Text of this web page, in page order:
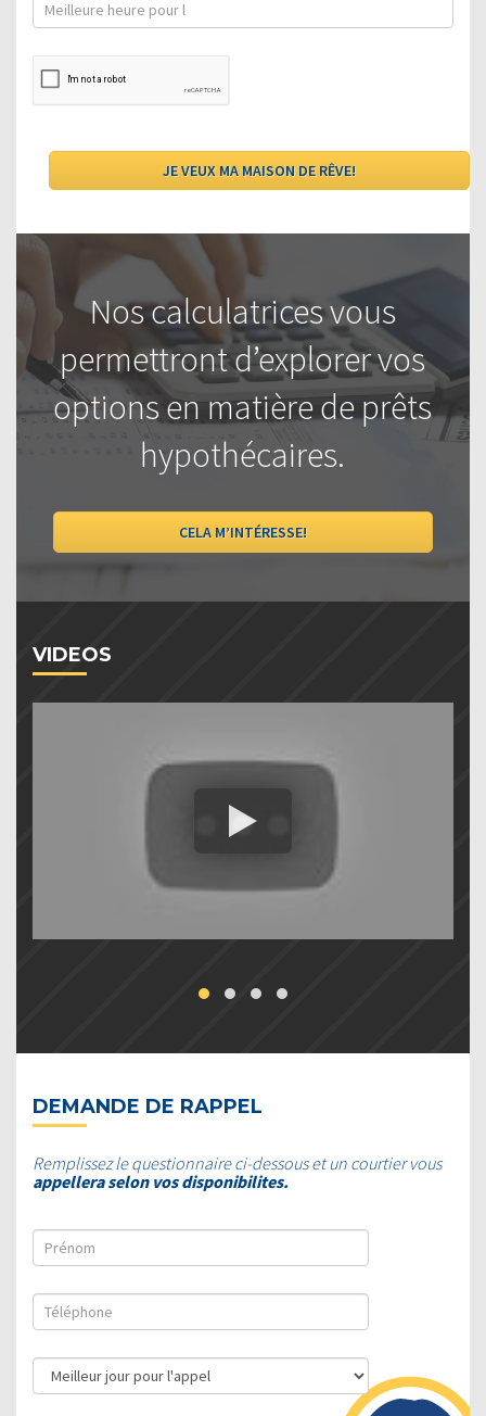
Nos calculatrices vous
permettront d’explorer vos
options en matière de prêts
hypothécaires.
CELA M’INTÉRESSE!
VIDEOS
DEMANDE DE RAPPEL
Remplissez le questionnaire ci-dessous et un courtier vous
appellera selon vos disponibilites.